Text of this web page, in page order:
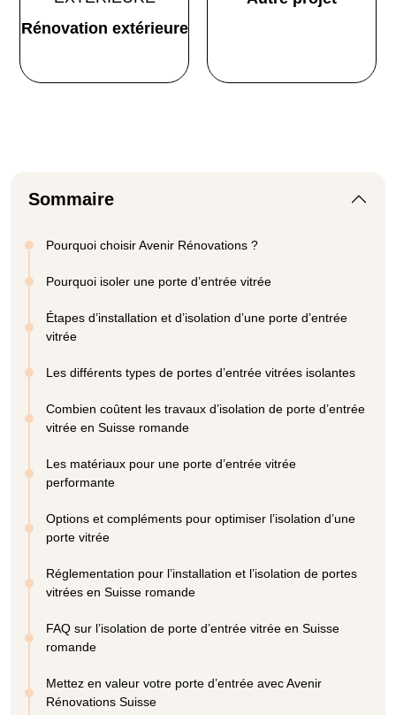
Rénovation extérieure
Sommaire
Pourquoi choisir Avenir Rénovations ?
Pourquoi isoler une porte d’entrée vitrée
Étapes d’installation et d’isolation d’une porte d’entrée
vitrée
Les différents types de portes d’entrée vitrées isolantes
Combien coûtent les travaux d’isolation de porte d’entrée
vitrée en Suisse romande
Les matériaux pour une porte d’entrée vitrée
performante
Options et compléments pour optimiser l’isolation d’une
porte vitrée
Réglementation pour l’installation et l’isolation de portes
vitrées en Suisse romande
FAQ sur l’isolation de porte d’entrée vitrée en Suisse
romande
Mettez en valeur votre porte d’entrée avec Avenir
Rénovations Suisse